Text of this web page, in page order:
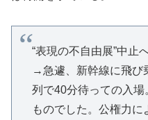
“表現の不自由展”中止へ
→急遽、新幹線に飛び
列で40分待っての入
ものでした。公権力